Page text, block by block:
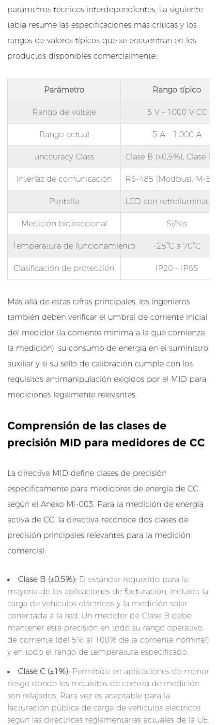
u
s
e
r
s
2
2
S
i
s
t
e
a
s
s
o
l
r
e
f
o
v
o
l
t
a
c
s
y
d
e
a
a
c
e
n
parámetros técnicos interdependientes. La siguiente
tabla resume las especificaciones más críticas y los
rangos de valores típicos que se encuentran en los
productos disponibles comercialmente:
Parámetro Rango típico
Rango de voltaje 5 V – 1000 V CC
Rango actual 5 A – 1.000 A
unccuracy Class Clase B (±0,5%), Clase C
Interfaz de comunicación RS-485 (Modbus), M-
Pantalla LCD con
Medición bidireccional Sí/No
Temperatura de funcionamiento -25°C a 70°C
Clasificación de protección IP20 – IP65
Más allá de estas cifras principales, los ingenieros
también deben verificar el umbral de corriente inicial
del medidor (la corriente mínima a la que comienza
la medición), su consumo de energía en el suministro
auxiliar y si su sello de calibración cumple con los
requisitos antimanipulación exigidos por el MID para
mediciones legalmente relevantes.
Comprensión de las clases de
precisión MID para medidores de CC
La directiva MID define clases de precisión
específicamente para medidores de energía de CC
según el Anexo MI-003. Para la medición de energía
activa de CC, la directiva reconoce dos clases de
precisión principales relevantes para la medición
comercial:
Clase B (±0,5%): El estándar requerido para la
mayoría de las aplicaciones de facturación, incluida la
carga de vehículos eléctricos y la medición solar
conectada a la red. Un medidor de Clase B debe
mantener esta precisión en todo su rango operativo
de corriente (del 5% al ​​100% de la corriente nominal)
y en todo el rango de temperatura especificado.
Clase C (±1%): Permitido en aplicaciones de menor
riesgo donde los requisitos de certeza de medición
son relajados. Rara vez es aceptable para la
facturación pública de carga de vehículos eléctricos
según las directrices reglamentarias actuales de la UE.